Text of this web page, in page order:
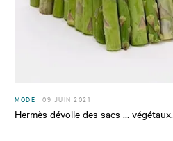
MODE 09 JUIN 2021
Hermès dévoile des sacs … végétaux.